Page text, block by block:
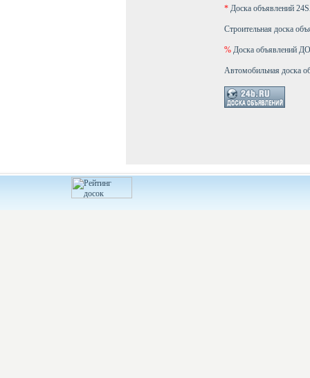
* Доска объявлений
Строительная доска
% Доска объявлений
Автомобильная доска